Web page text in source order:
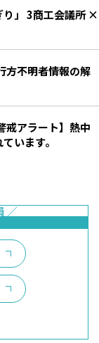
り」 3商工会議所 ×
方不明者情報の解
戒アラート】熱中
います。